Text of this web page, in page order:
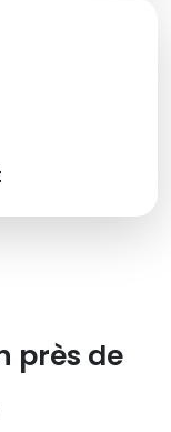
près de